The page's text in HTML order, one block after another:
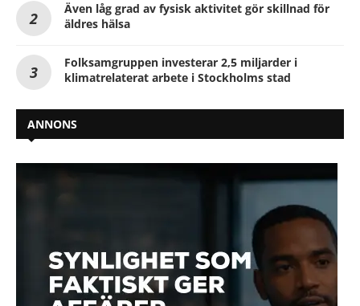
Även låg grad av fysisk aktivitet gör skillnad för
äldres hälsa
Folksamgruppen investerar 2,5 miljarder i
klimatrelaterat arbete i Stockholms stad
ANNONS